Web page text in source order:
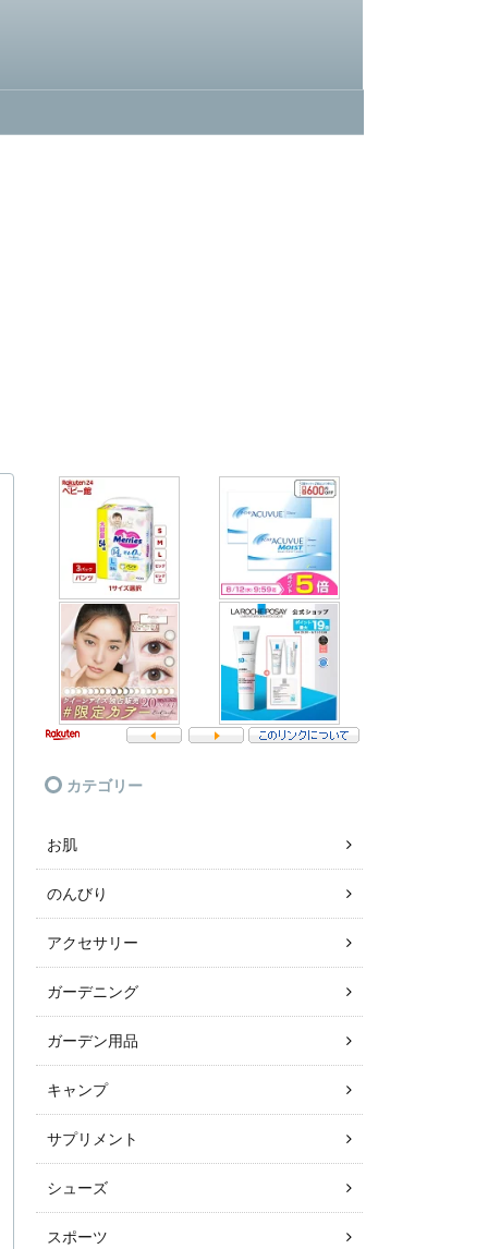
カテゴリー
お肌
のんびり
アクセサリー
ガーデニング
ガーデン用品
キャンプ
サプリメント
シューズ
スポーツ